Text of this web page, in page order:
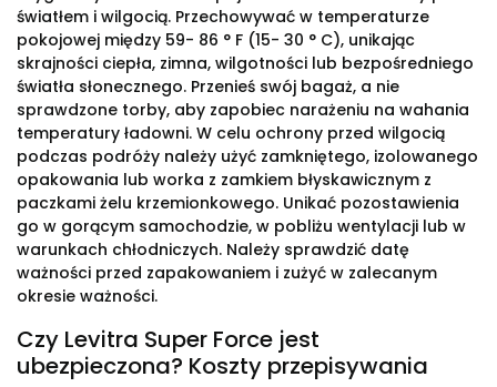
światłem i wilgocią. Przechowywać w temperaturze
pokojowej między 59- 86 ° F (15- 30 ° C), unikając
skrajności ciepła, zimna, wilgotności lub bezpośredniego
światła słonecznego. Przenieś swój bagaż, a nie
sprawdzone torby, aby zapobiec narażeniu na wahania
temperatury ładowni. W celu ochrony przed wilgocią
podczas podróży należy użyć zamkniętego, izolowanego
opakowania lub worka z zamkiem błyskawicznym z
paczkami żelu krzemionkowego. Unikać pozostawienia
go w gorącym samochodzie, w pobliżu wentylacji lub w
warunkach chłodniczych. Należy sprawdzić datę
ważności przed zapakowaniem i zużyć w zalecanym
okresie ważności.
Czy Levitra Super Force jest
ubezpieczona? Koszty przepisywania